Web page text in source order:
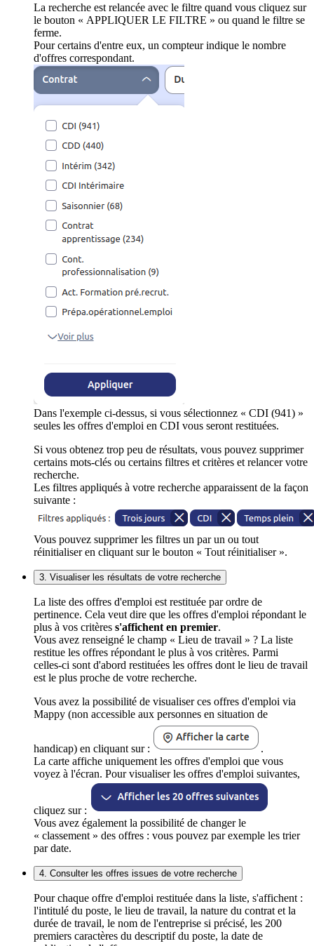
La recherche est relancée avec le filtre quand vous cliquez sur
le bouton « APPLIQUER LE FILTRE » ou quand le filtre se
ferme.
Pour certains d'entre eux, un compteur indique le nombre
d'offres correspondant.
Dans l'exemple ci-dessus, si vous sélectionnez « CDI (941) »
seules les offres d'emploi en CDI vous seront restituées.
Si vous obtenez trop peu de résultats, vous pouvez supprimer
certains mots-clés ou certains filtres et critères et relancer votre
recherche.
Les filtres appliqués à votre recherche apparaissent de la façon
suivante :
Vous pouvez supprimer les filtres un par un ou tout
réinitialiser en cliquant sur le bouton « Tout réinitialiser ».
3. Visualiser les résultats de votre recherche
La liste des offres d'emploi est restituée par ordre de
pertinence. Cela veut dire que les offres d'emploi répondant le
plus à vos critères s'affichent en premier.
Vous avez renseigné le champ « Lieu de travail » ? La liste
restitue les offres répondant le plus à vos critères. Parmi
celles-ci sont d'abord restituées les offres dont le lieu de travail
est le plus proche de votre recherche.
Vous avez la possibilité de visualiser ces offres d'emploi via
Mappy (non accessible aux personnes en situation de
handicap) en cliquant sur :
.
La carte affiche uniquement les offres d'emploi que vous
voyez à l'écran. Pour visualiser les offres d'emploi suivantes,
cliquez sur :
Vous avez également la possibilité de changer le
« classement » des offres : vous pouvez par exemple les trier
par date.
4. Consulter les offres issues de votre recherche
Pour chaque offre d'emploi restituée dans la liste, s'affichent :
l'intitulé du poste, le lieu de travail, la nature du contrat et la
durée de travail, le nom de l'entreprise si précisé, les 200
premiers caractères du descriptif du poste, la date de